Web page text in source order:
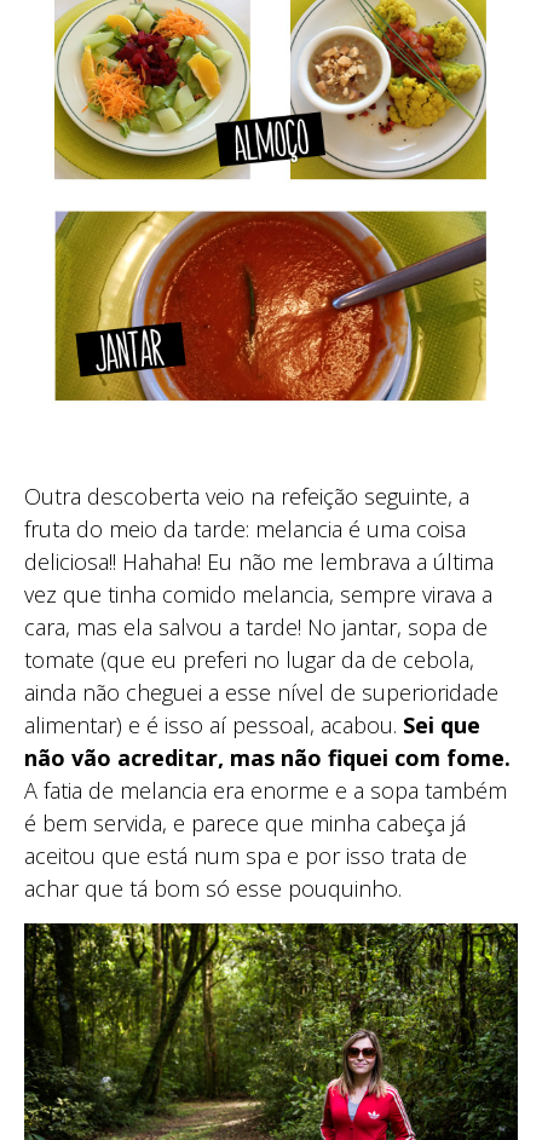
Outra descoberta veio na refeição seguinte, a
fruta do meio da tarde: melancia é uma coisa
deliciosa!! Hahaha! Eu não me lembrava a última
vez que tinha comido melancia, sempre virava a
cara, mas ela salvou a tarde! No jantar, sopa de
tomate (que eu preferi no lugar da de cebola,
ainda não cheguei a esse nível de superioridade
alimentar) e é isso aí pessoal, acabou. Sei que
não vão acreditar, mas não fiquei com fome.
A fatia de melancia era enorme e a sopa também
é bem servida, e parece que minha cabeça já
aceitou que está num spa e por isso trata de
achar que tá bom só esse pouquinho.